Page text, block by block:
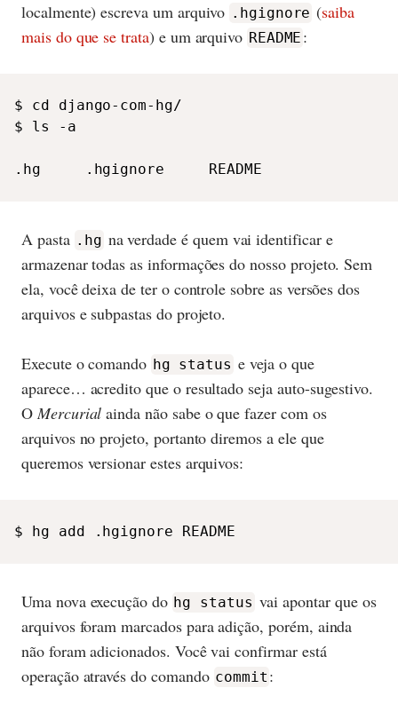
localmente) escreva um arquivo .hgignore (saiba
mais do que se trata) e um arquivo README :
$ cd django-com-hg/
$ ls -a
.hg     .hgignore     README
A pasta .hg na verdade é quem vai identificar e
armazenar todas as informações do nosso projeto. Sem
ela, você deixa de ter o controle sobre as versões dos
arquivos e subpastas do projeto.
Execute o comando hg status e veja o que
aparece… acredito que o resultado seja auto-sugestivo.
O Mercurial ainda não sabe o que fazer com os
arquivos no projeto, portanto diremos a ele que
queremos versionar estes arquivos:
$ hg add .hgignore README
Uma nova execução do hg status vai apontar que os
arquivos foram marcados para adição, porém, ainda
não foram adicionados. Você vai confirmar está
operação através do comando commit :